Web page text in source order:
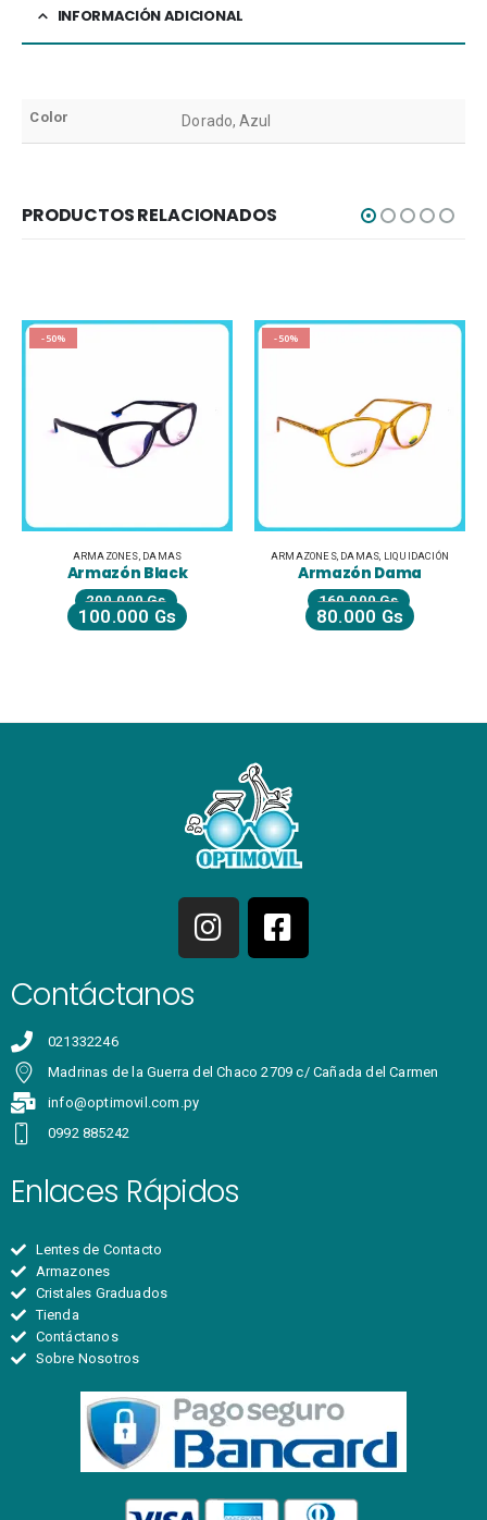
INFORMACIÓN ADICIONAL
Color Dorado, Azul
PRODUCTOS RELACIONADOS
-50%
ARMAZONES DAMAS
Armazón Black
200.000Gs
100.000 Gs
-50%
ARMAZONES, DAMAS LIQUIDACIÓN
Armazón Dama
160.000Gs
80.000 Gs
Contáctanos
021332246
Madrinas de la Guerra del Chaco 2709 c/ Cañada del Carmen
info@optimovil.com.py
0992 885242
Enlaces Rápidos
Lentes de Contacto
Armazones
Cristales Graduados
Tienda
Contáctanos
Sobre Nosotros